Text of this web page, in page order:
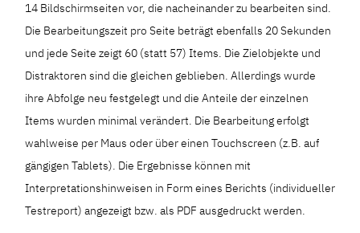
14 Bildschirmseiten vor, die nacheinander zu bearbeiten sind.
Die Bearbeitungszeit pro Seite beträgt ebenfalls 20 Sekunden
und jede Seite zeigt 60 (statt 57) Items. Die Zielobjekte und
Distraktoren sind die gleichen geblieben. Allerdings wurde
ihre Abfolge neu festgelegt und die Anteile der einzelnen
Items wurden minimal verändert. Die Bearbeitung erfolgt
wahlweise per Maus oder über einen Touchscreen (z.B. auf
gängigen Tablets). Die Ergebnisse können mit
Interpretationshinweisen in Form eines Berichts (individueller
Testreport) angezeigt bzw. als PDF ausgedruckt werden.